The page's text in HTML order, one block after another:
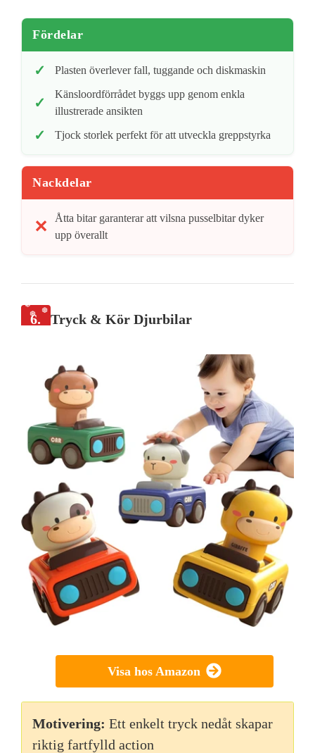
Fördelar
Plasten överlever fall, tuggande och diskmaskin
Känsloordförrådet byggs upp genom enkla
illustrerade ansikten
Tjock storlek perfekt för att utveckla greppstyrka
Nackdelar
Åtta bitar garanterar att vilsna pusselbitar dyker
upp överallt
6. Tryck & Kör Djurbilar
Visa hos Amazon
Motivering: Ett enkelt tryck nedåt skapar
riktig fartfylld action